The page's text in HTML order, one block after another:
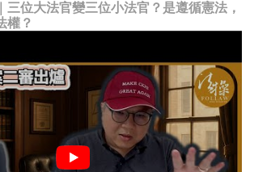
三位大法官變三位小法官？是遵循憲法，
權？